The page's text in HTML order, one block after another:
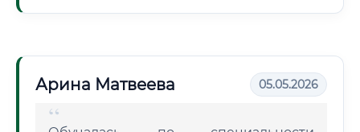
Арина Матвеева 05.05.2026